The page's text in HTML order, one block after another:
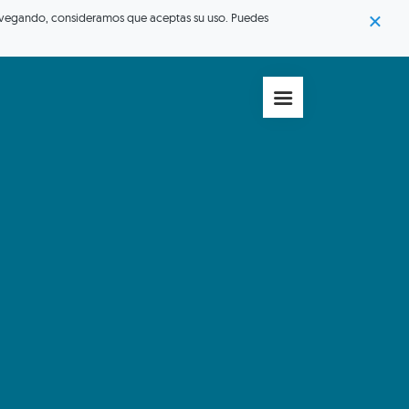
consideramos que aceptas su uso. Puedes